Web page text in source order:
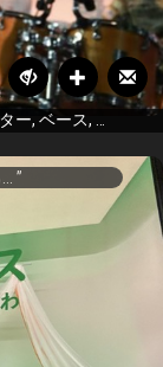
ム, ハーモニカ